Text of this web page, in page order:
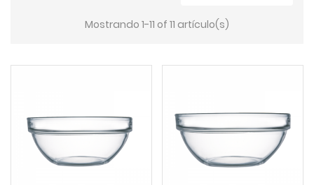
Mostrando 1-11 of 11 artículo(s)